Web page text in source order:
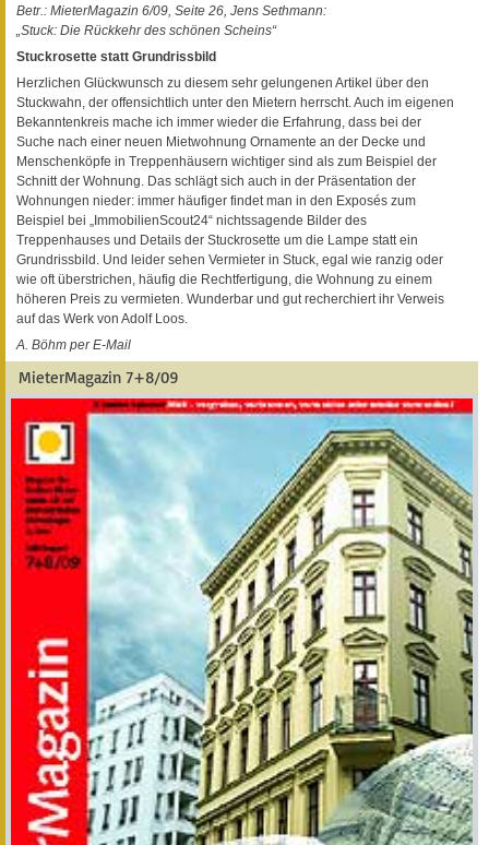
Betr.: MieterMagazin 6/09, Seite 26, Jens Sethmann:
„Stuck: Die Rückkehr des schönen Scheins“
Stuckrosette statt Grundrissbild
Herzlichen Glückwunsch zu diesem sehr gelungenen Artikel über den
Stuckwahn, der offensichtlich unter den Mietern herrscht. Auch im eigenen
Bekanntenkreis mache ich immer wieder die Erfahrung, dass bei der
Suche nach einer neuen Mietwohnung Ornamente an der Decke und
Menschenköpfe in Treppenhäusern wichtiger sind als zum Beispiel der
Schnitt der Wohnung. Das schlägt sich auch in der Präsentation der
Wohnungen nieder: immer häufiger findet man in den Exposés zum
Beispiel bei „ImmobilienScout24“ nichtssagende Bilder des
Treppenhauses und Details der Stuckrosette um die Lampe statt ein
Grundrissbild. Und leider sehen Vermieter in Stuck, egal wie ranzig oder
wie oft überstrichen, häufig die Rechtfertigung, die Wohnung zu einem
höheren Preis zu vermieten. Wunderbar und gut recherchiert ihr Verweis
auf das Werk von Adolf Loos.
A. Böhm per E-Mail
MieterMagazin 7+8/09